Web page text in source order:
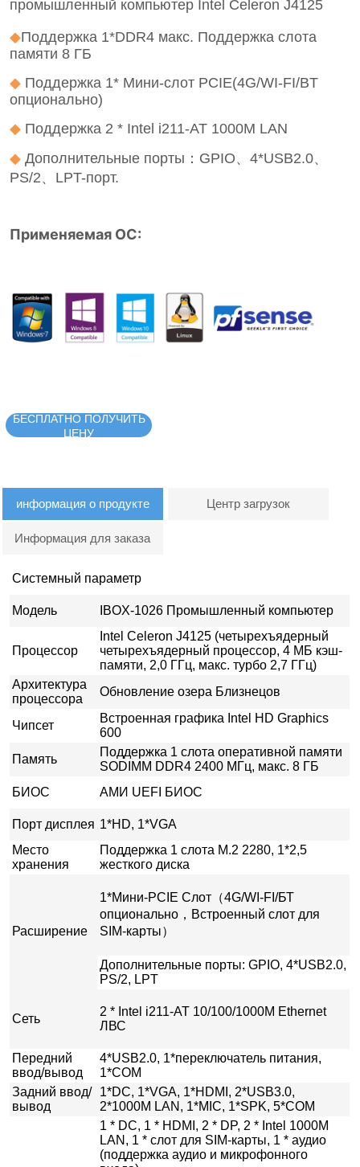
БЕСПЛАТНО ПОЛУЧИТЬ
ЦЕНУ
информация о продукте Центр загрузок
Информация для заказа